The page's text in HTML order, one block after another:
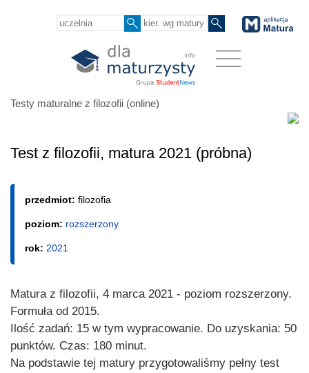
Testy maturalne z filozofii (online)
Test z filozofii, matura 2021 (próbna)
przedmiot: filozofia
poziom: rozszerzony
rok: 2021
Matura z filozofii, 4 marca 2021 - poziom rozszerzony.
Formuła od 2015.
Ilość zadań: 15 w tym wypracowanie. Do uzyskania: 50
punktów. Czas: 180 minut.
Na podstawie tej matury przygotowaliśmy pełny test